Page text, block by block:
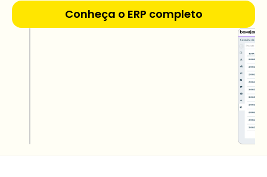
Conheça o ERP completo